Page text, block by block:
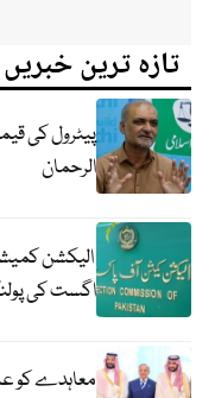
تازہ ترین خبریں
الرحمان
اگست کی
معاہدے کو